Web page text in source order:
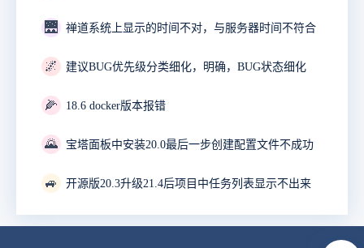
🌉 禅道系统上显示的时间不对，与服务器时间不符合
🌌 建议BUG优先级分类细化，明确，BUG状态细化
🌽 18.6 docker版本报错
🌄 宝塔面板中安装20.0最后一步创建配置文件不成功
🚙 开源版20.3升级21.4后项目中任务列表显示不出来